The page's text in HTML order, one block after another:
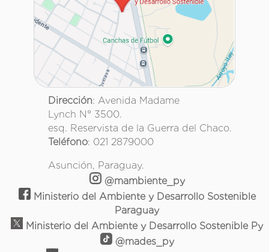
Dirección: Avenida Madame
Lynch N° 3500.
esq. Reservista de la Guerra del Chaco.
Teléfono: 021 2879000
Asunción, Paraguay.
@mambiente_py
Ministerio del Ambiente y Desarrollo Sostenible
Paraguay
Ministerio del Ambiente y Desarrollo Sostenible Py
@mades_py